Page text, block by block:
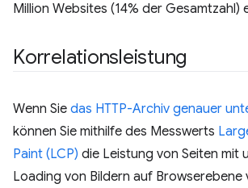
Million Websites (14% der Gesamtzahl)
Korrelationsleistung
Wenn Sie das HTTP-Archiv genauer
können Sie mithilfe des Messwerts
Paint (LCP) die Leistung von Seiten mit
Loading von Bildern auf Browserebene